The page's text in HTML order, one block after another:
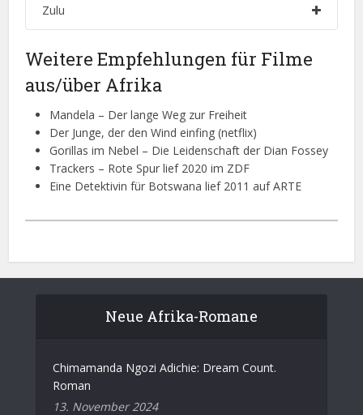
Zulu
Weitere Empfehlungen für Filme
aus/über Afrika
Mandela – Der lange Weg zur Freiheit
Der Junge, der den Wind einfing (netflix)
Gorillas im Nebel – Die Leidenschaft der Dian Fossey
Trackers – Rote Spur lief 2020 im ZDF
Eine Detektivin für Botswana lief 2011 auf ARTE
Neue Afrika-Romane
Chimamanda Ngozi Adichie: Dream Count.
Roman
13. November 2024